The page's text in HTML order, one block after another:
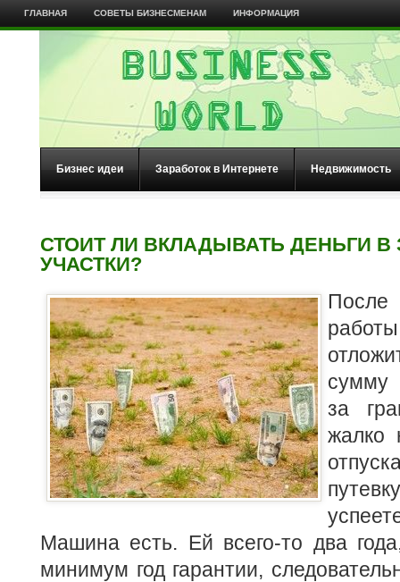
ГЛАВНАЯ СОВЕТЫ БИЗНЕСМЕНАМ ИНФОРМАЦИЯ
Бизнес идеи Заработок в Интернете Недвижимость
СТОИТ ЛИ ВКЛАДЫВАТЬ ДЕНЬГИ
УЧАСТКИ?
После
сумму
за
жалко
Машина есть. Ей всего-то два
минимум год гарантии,